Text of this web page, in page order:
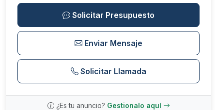
Solicitar Presupuesto
Enviar Mensaje
Solicitar Llamada
¿Es tu anuncio? Gestionalo aquí